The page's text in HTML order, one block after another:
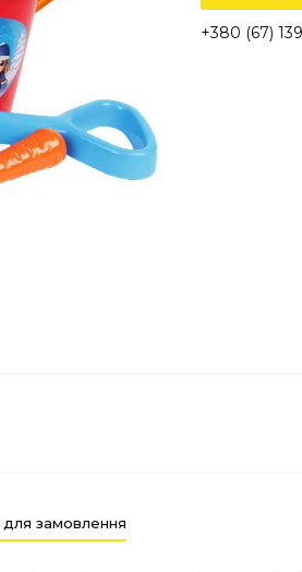
+380 (67)
для замовлення